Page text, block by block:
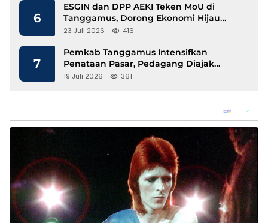
6
ESGIN dan DPP AEKI Teken MoU di
Tanggamus, Dorong Ekonomi Hijau
Berbasis Kopi dan Perdagangan Karbon
23 Juli 2026 416
7
Pemkab Tanggamus Intensifkan
Penataan Pasar, Pedagang Diajak
Tempati Pasar Modern Talang Padang
19 Juli 2026 361